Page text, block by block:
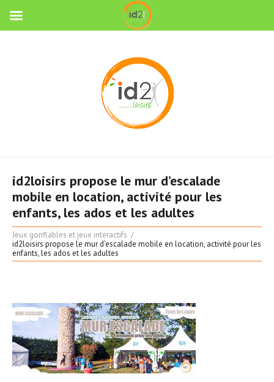
id2loisirs propose le mur d’escalade
mobile en location, activité pour les
enfants, les ados et les adultes
Jeux gonflables et jeux interactifs
id2loisirs propose le mur d’escalade mobile en location, activité pour les
enfants, les ados et les adultes